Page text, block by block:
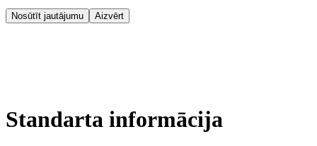
Nosūtīt jautājumu Aizvērt
Standarta informācija